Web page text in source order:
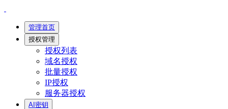
管理首页
授权管理
授权列表
域名授权
批量授权
IP授权
服务器授权
AI密钥